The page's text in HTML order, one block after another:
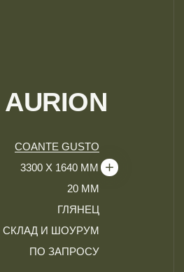
COANTE GUSTO
3300 Х 1640 ММ
20 ММ
ГЛЯНЕЦ
СКЛАД И ШОУРУМ
ПО ЗАПРОСУ